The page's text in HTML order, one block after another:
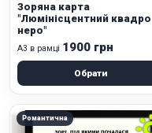
Зоряна карта
"Люмінісцентний квадро
неро"
А3 в рамці 1900 грн
Обрати
Романтична